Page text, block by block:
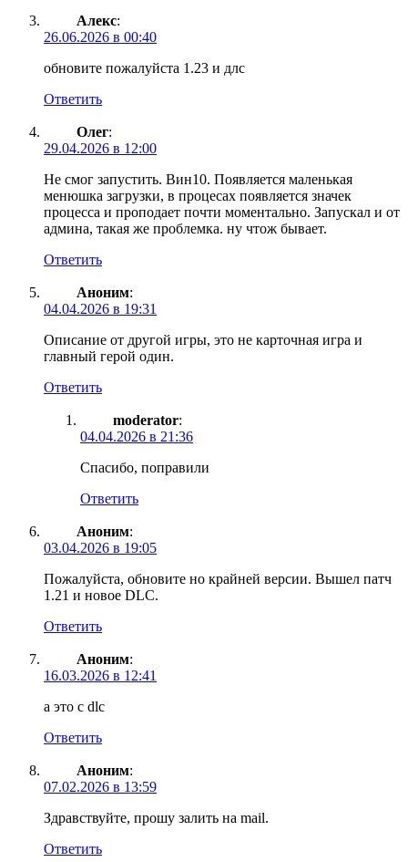
Алекс:
26.06.2026 в 00:40
обновите пожалуйста 1.23 и длс
Ответить
Олег:
29.04.2026 в 12:00
Не смог запустить. Вин10. Появляется маленькая
менюшка загрузки, в процесах появляется значек
процесса и проподает почти моментально. Запускал и от
админа, такая же проблемка. ну чтож бывает.
Ответить
Аноним:
04.04.2026 в 19:31
Описание от другой игры, это не карточная игра и
главный герой один.
Ответить
moderator:
04.04.2026 в 21:36
Спасибо, поправили
Ответить
Аноним:
03.04.2026 в 19:05
Пожалуйста, обновите но крайней версии. Вышел патч
1.21 и новое DLC.
Ответить
Аноним:
16.03.2026 в 12:41
а это с dlc
Ответить
Аноним:
07.02.2026 в 13:59
Здравствуйте, прошу залить на mail.
Ответить